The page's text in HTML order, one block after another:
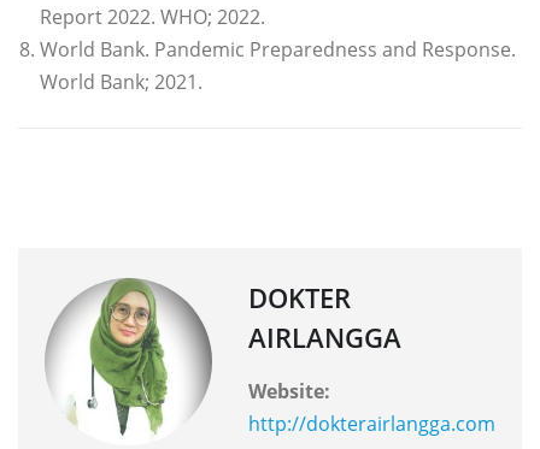
Report 2022. WHO; 2022.
World Bank. Pandemic Preparedness and Response.
World Bank; 2021.
DOKTER
AIRLANGGA
Website:
http://dokterairlangga.com